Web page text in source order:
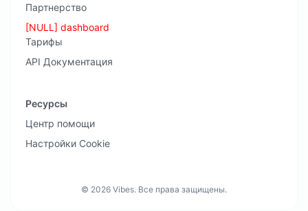
Партнерство
[NULL] dashboard
Тарифы
API Документация
Ресурсы
Центр помощи
Настройки Cookie
© 2026 Vibes. Все права защищены.